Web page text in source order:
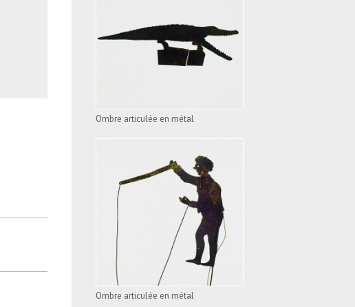
VOIR L'APPAREIL
Ombre articulée en métal
Ombre articulée en métal